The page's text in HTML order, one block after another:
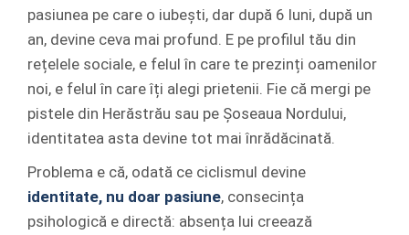
pasiunea pe care o iubești, dar după 6 luni, după un
an, devine ceva mai profund. E pe profilul tău din
rețelele sociale, e felul în care te prezinți oamenilor
noi, e felul în care îți alegi prietenii. Fie că mergi pe
pistele din Herăstrău sau pe Șoseaua Nordului,
identitatea asta devine tot mai înrădăcinată.
Problema e că, odată ce ciclismul devine
identitate, nu doar pasiune, consecința
psihologică e directă: absența lui creează